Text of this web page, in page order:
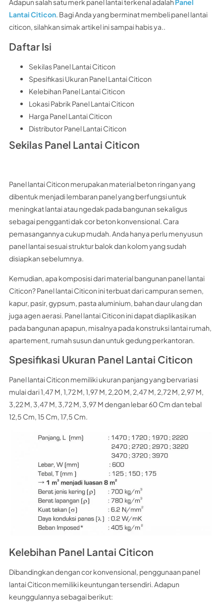
Adapun salah satu merk panel lantai terkenal adalah Panel
Lantai Citicon. Bagi Anda yang berminat membeli panel lantai
citicon, silahkan simak artikel ini sampai habis ya..
Daftar Isi
Sekilas Panel Lantai Citicon
Spesifikasi Ukuran Panel Lantai Citicon
Kelebihan Panel Lantai Citicon
Lokasi Pabrik Panel Lantai Citicon
Harga Panel Lantai Citicon
Distributor Panel Lantai Citicon
Sekilas Panel Lantai Citicon
Panel lantai Citicon merupakan material beton ringan yang
dibentuk menjadi lembaran panel yang berfungsi untuk
meningkat lantai atau ngedak pada bangunan sekaligus
sebagai pengganti dak cor beton konvensional. Cara
pemasangannya cukup mudah. Anda hanya perlu menyusun
panel lantai sesuai struktur balok dan kolom yang sudah
disiapkan sebelumnya.
Kemudian, apa komposisi dari material bangunan panel lantai
Citicon? Panel lantai Citicon ini terbuat dari campuran semen,
kapur, pasir, gypsum, pasta aluminium, bahan daur ulang dan
juga agen aerasi. Panel lantai Citicon ini dapat diaplikasikan
pada bangunan apapun, misalnya pada konstruksi lantai rumah,
apartement, rumah susun dan untuk gedung perkantoran.
Spesifikasi Ukuran Panel Lantai Citicon
Panel lantai Citicon memiliki ukuran panjang yang bervariasi
mulai dari 1,47 M, 1,72 M, 1,97 M, 2,20 M, 2,47 M, 2,72 M, 2,97 M,
3,22 M, 3,47 M, 3,72 M, 3,97 M dengan lebar 60 Cm dan tebal
12,5 Cm, 15 Cm, 17,5 Cm.
Kelebihan Panel Lantai Citicon
Dibandingkan dengan cor konvensional, penggunaan panel
lantai Citicon memiliki keuntungan tersendiri. Adapun
keunggulannya sebagai berikut: